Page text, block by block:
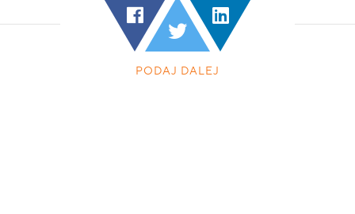
PODAJ DALEJ